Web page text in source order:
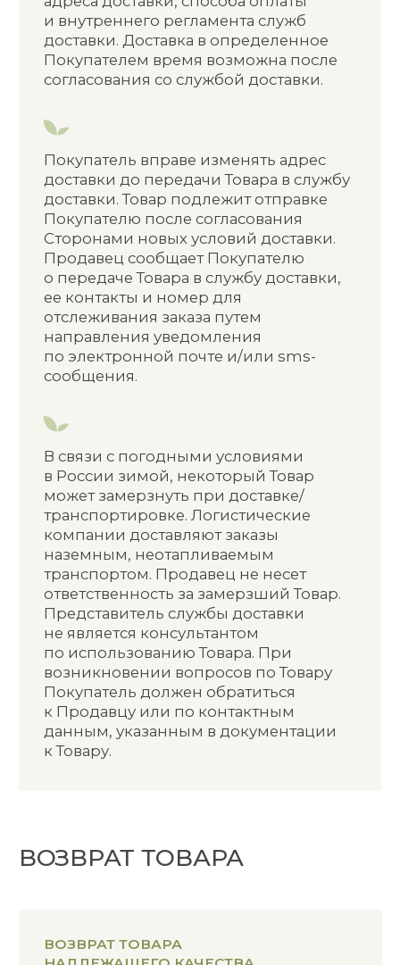
Срок для возврата: в момент
передачи Товара в пункте выдачи
заказов или у курьера; 7 (семь) дней
со дня передачи Товара Покупателю
на основании письменного заявления
Возврат возможен при соблюдении
Покупателем следующих условий (абз.
потребителей»):
товар не был в употреблении;
товар находится в полной
комплектации;
сохранен товарный вид,
потребительские свойства
Товара (оригинальная упаковка,
ярлыки, бирки);
есть документ,
подтверждающий факт
и условия покупки Товара.
Последствия возврата Товара
надлежащего качества:
Уменьшение скидки в рамках
накопительной системы баллов
размера скидки на весь Заказ, прочих
стоимости Товара. Автоматический
перевод Покупателя на предоплату
для оформления последующих
заказов на Сайте в следующих случаях:
возврат Товара в случае, если
заказ был оформлен впервые
на Сайте.
возврат Товара по двум Заказам
подряд. Данное ограничение
может сохраняться
до улучшения истории выкупов
Заказов.
возврат Товара по трем и более
Заказам. Данное ограничение
закрепляется на постоянной
основе за Покупателем.
Продавец вправе в индивидуальном
порядке снять ограничения при
наличии не менее 5 (пяти)
выкупленных Заказов.
ВОЗВРАТ ТОВАРА НЕНАДЛЕЖАЩЕГО
и в нормативных документах, или
неисправностью или ненадлежащим
качеством Товара.